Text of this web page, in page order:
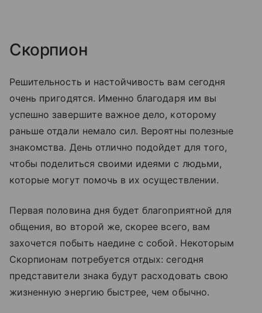
Скорпион
Решительность и настойчивость вам сегодня
очень пригодятся. Именно благодаря им вы
успешно завершите важное дело, которому
раньше отдали немало сил. Вероятны полезные
знакомства. День отлично подойдет для того,
чтобы поделиться своими идеями с людьми,
которые могут помочь в их осуществлении.
Первая половина дня будет благоприятной для
общения, во второй же, скорее всего, вам
захочется побыть наедине с собой. Некоторым
Скорпионам потребуется отдых: сегодня
представители знака будут расходовать свою
жизненную энергию быстрее, чем обычно.